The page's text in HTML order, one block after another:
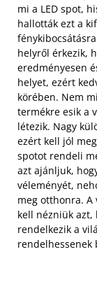
mi a LED spot,
hallották ezt a
helyről érkezik,
eredményesen
helyet, ezért
körében. Nem
termékre esik a
létezik. Nagy
ezért kell jól
spotot rendeli
azt ajánljuk,
véleményét,
meg otthonra. A
kell nézniük
rendelkezik a
rendelhessenek